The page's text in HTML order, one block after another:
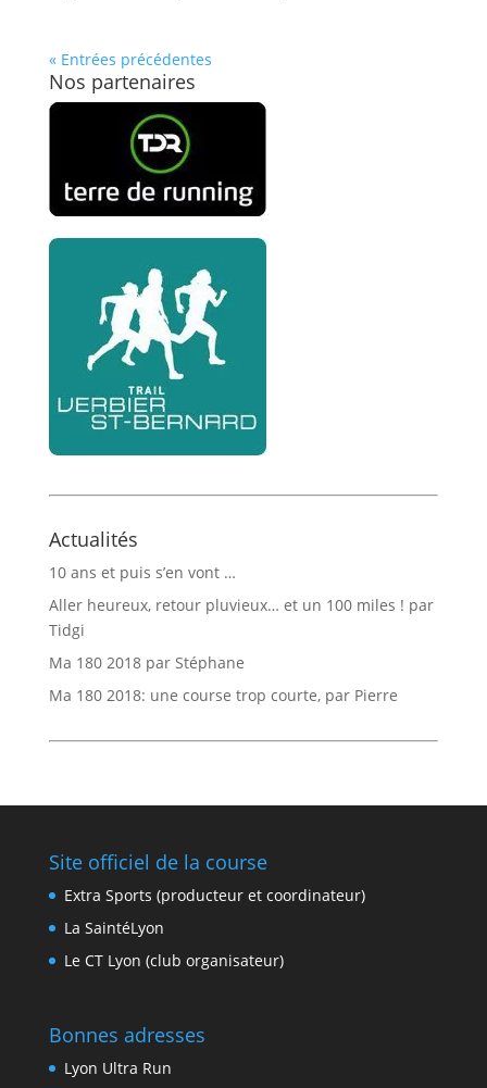
« Entrées précédentes
Nos partenaires
Actualités
10 ans et puis s’en vont …
Aller heureux, retour pluvieux… et un 100 miles ! par
Tidgi
Ma 180 2018 par Stéphane
Ma 180 2018: une course trop courte, par Pierre
Site officiel de la course
Extra Sports (producteur et coordinateur)
La SaintéLyon
Le CT Lyon (club organisateur)
Bonnes adresses
Lyon Ultra Run